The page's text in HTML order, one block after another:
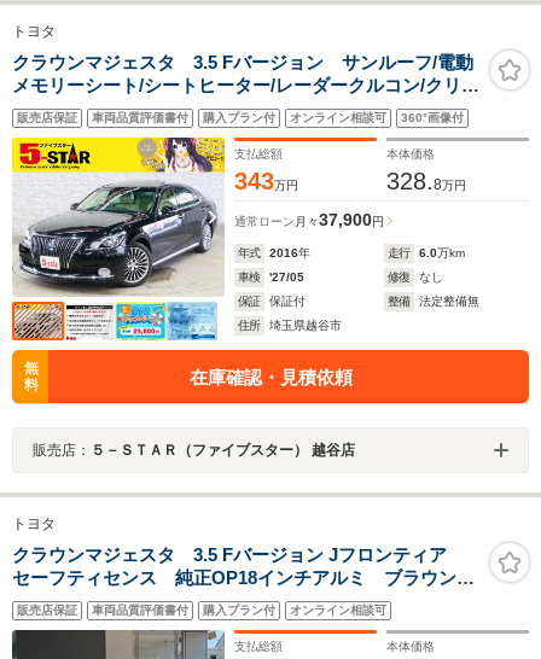
トヨタ
クラウンマジェスタ 3.5 Fバージョン サンルーフ/電動
メモリーシート/シートヒーター/レーダークルコン/クリア
ランスソナー/BSM/オートマチックハイビーム/ヘッドラ
イトウォッシャー/純正ナビ/バックカメラ/LEDオートライ
ト/純正AW
販売店保証 車両品質評価書付 購入プラン付 オンライン相談可 360°画像付
支払総額
343万円
本体価格
328.8万円
通常ローン 月々37,900円
年式 2016年 走行 6.0万km
車検
'27/05 修復
なし
保証
保証付 整備
法定整備無
住所
埼玉県越谷市
無
料
在庫確認・見積依頼
販売店： ５－ＳＴＡＲ（ファイブスター） 越谷店
トヨタ
クラウンマジェスタ 3.5 Fバージョン Jフロンティア
セーフティセンス 純正OP18インチアルミ ブラウンナ
ッパ革シート LEDヘッドライト 革巻ステアリング
電動チルトテレスコピック 前席シートエアコン 全席
シートヒーター スーパーライブサウンド 禁煙
販売店保証 車両品質評価書付 購入プラン付 オンライン相談可
支払総額 本体価格